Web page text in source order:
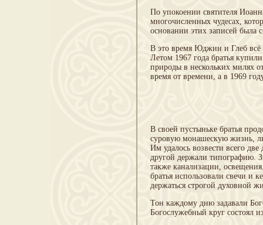
По упокоении святителя
многочисленных чудесах,
основании этих записей была
В это время Юджин и Глеб всё
Летом 1967 года братья
природы в нескольких милях
время от времени, а в 1969
В своей пустыньке братья
суровую монашескую жизнь,
Им удалось возвести всего
другой держали типографию.
также канализации,
братья использовали свечи и
держаться строгой духовной
Тон каждому дню задавали
Богослужебный круг состоял